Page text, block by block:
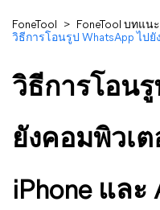
FoneTool > FoneTool บทแ
วิธีการโอนรูป WhatsApp ไป
วิธีการโอนรู
ยังคอมพิวเ
iPhone และ